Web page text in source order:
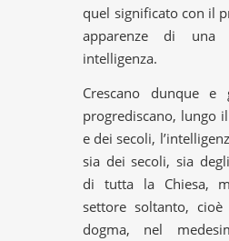
quel significato con il
apparenze di una
intelligenza.
Crescano dunque e
progrediscano, lungo
e dei secoli,
sia dei secoli, sia
di tutta la Chiesa,
settore soltanto,
dogma, nel